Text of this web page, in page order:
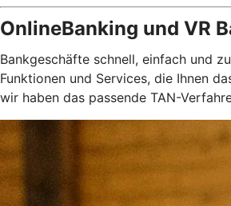
OnlineBanking und VR
Bankgeschäfte schnell, einfach und
Funktionen und Services, die Ihnen
wir haben das passende TAN-